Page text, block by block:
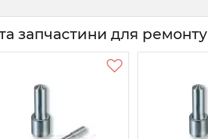
запчастини для ремонту